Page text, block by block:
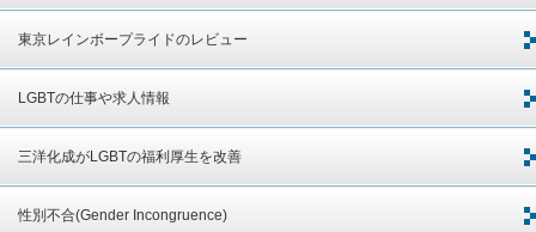
東京レインボープライドのレビュー
LGBTの仕事や求人情報
三洋化成がLGBTの福利厚生を改善
性別不合(Gender Incongruence)